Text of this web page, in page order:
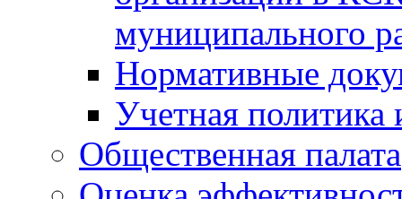
муниципального
Нормативные
Учетная политика
Общественная палата